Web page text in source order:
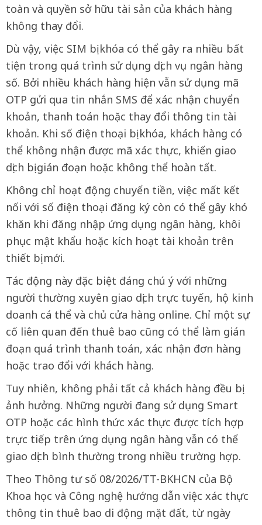
toàn và quyền sở hữu tài sản của khách hàng
không thay đổi.
Dù vậy, việc SIM bị khóa có thể gây ra nhiều bất
tiện trong quá trình sử dụng dịch vụ ngân hàng
số. Bởi nhiều khách hàng hiện vẫn sử dụng mã
OTP gửi qua tin nhắn SMS để xác nhận chuyển
khoản, thanh toán hoặc thay đổi thông tin tài
khoản. Khi số điện thoại bị khóa, khách hàng có
thể không nhận được mã xác thực, khiến giao
dịch bị gián đoạn hoặc không thể hoàn tất.
Không chỉ hoạt động chuyển tiền, việc mất kết
nối với số điện thoại đăng ký còn có thể gây khó
khăn khi đăng nhập ứng dụng ngân hàng, khôi
phục mật khẩu hoặc kích hoạt tài khoản trên
thiết bị mới.
Tác động này đặc biệt đáng chú ý với những
người thường xuyên giao dịch trực tuyến, hộ kinh
doanh cá thể và chủ cửa hàng online. Chỉ một sự
cố liên quan đến thuê bao cũng có thể làm gián
đoạn quá trình thanh toán, xác nhận đơn hàng
hoặc trao đổi với khách hàng.
Tuy nhiên, không phải tất cả khách hàng đều bị
ảnh hưởng. Những người đang sử dụng Smart
OTP hoặc các hình thức xác thực được tích hợp
trực tiếp trên ứng dụng ngân hàng vẫn có thể
giao dịch bình thường trong nhiều trường hợp.
Theo Thông tư số 08/2026/TT-BKHCN của Bộ
Khoa học và Công nghệ hướng dẫn việc xác thực
thông tin thuê bao di động mặt đất, từ ngày